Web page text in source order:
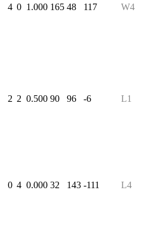
4 0 1.000 165 48 117 W4
2 2 0.500 90 96 -6 L1
0 4 0.000 32 143 -111 L4